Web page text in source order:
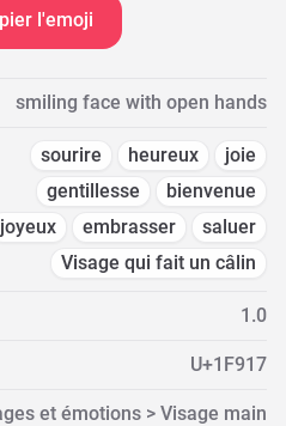
l'emoji
smiling face with open hands
sourire heureux
joie
gentillesse
bienvenue
joyeux
embrasser
saluer
Visage qui fait un câlin
1.0
U+1F917
et émotions > Visage main